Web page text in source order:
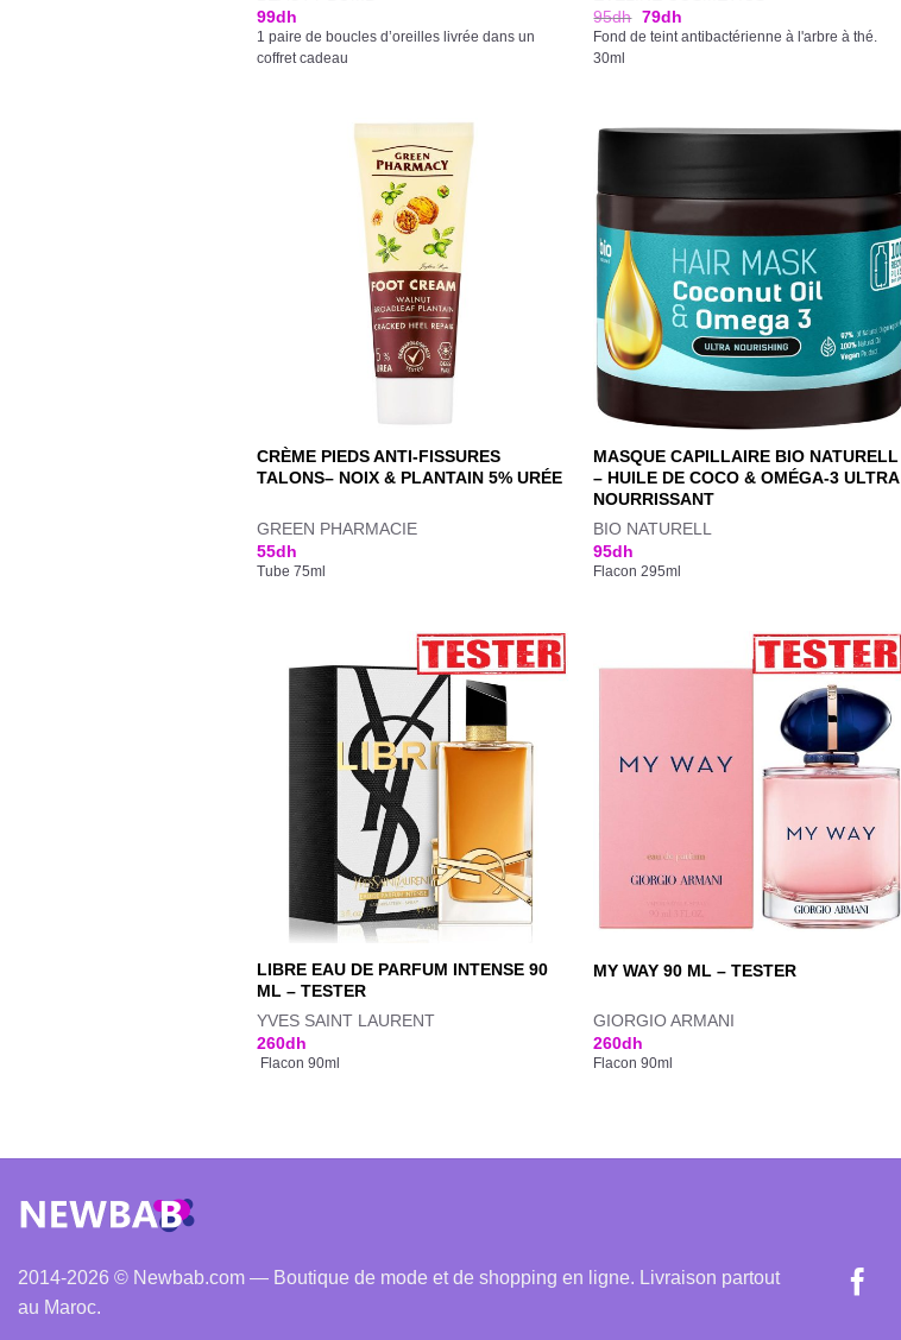
99dh
1 paire de boucles d’oreilles livrée dans un
coffret cadeau
95dh 79dh
Fond de teint antibactérienne à l'arbre à thé.
30ml
CRÈME PIEDS ANTI-FISSURES
TALONS– NOIX & PLANTAIN 5% URÉE
GREEN PHARMACIE
55dh
Tube 75ml
MASQUE CAPILLAIRE BIO NATURELL
– HUILE DE COCO & OMÉGA-3 ULTRA
NOURRISSANT
BIO NATURELL
95dh
Flacon 295ml
LIBRE EAU DE PARFUM INTENSE 90
ML – TESTER
YVES SAINT LAURENT
260dh
Flacon 90ml
MY WAY 90 ML – TESTER
GIORGIO ARMANI
260dh
Flacon 90ml
2014-2026 © Newbab.com — Boutique de mode et de shopping en ligne. Livraison partout
au Maroc.